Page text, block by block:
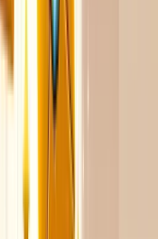
juiste mensen
maar
te breed.
om te zoeken op